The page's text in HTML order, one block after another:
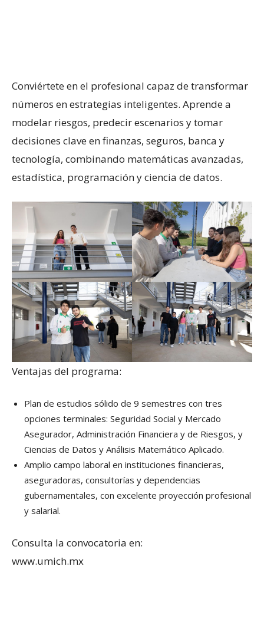
Conviértete en el profesional capaz de transformar
números en estrategias inteligentes. Aprende a
modelar riesgos, predecir escenarios y tomar
decisiones clave en finanzas, seguros, banca y
tecnología, combinando matemáticas avanzadas,
estadística, programación y ciencia de datos.
Ventajas del programa:
Plan de estudios sólido de 9 semestres con tres
opciones terminales: Seguridad Social y Mercado
Asegurador, Administración Financiera y de Riesgos, y
Ciencias de Datos y Análisis Matemático Aplicado.
Amplio campo laboral en instituciones financieras,
aseguradoras, consultorías y dependencias
gubernamentales, con excelente proyección profesional
y salarial.
Consulta la convocatoria en:
www.umich.mx